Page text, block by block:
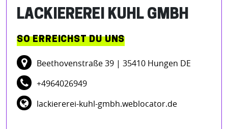
LACKIEREREI KUHL GMBH
SO ERREICHST DU UNS
Beethovenstraße 39 | 35410 Hungen DE
+4964026949
lackiererei-kuhl-gmbh.weblocator.de